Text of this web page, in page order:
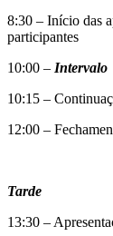
8:30 – Início das
participantes
10:00 – Intervalo
10:15 –
12:00 –
Tarde
13:30 –